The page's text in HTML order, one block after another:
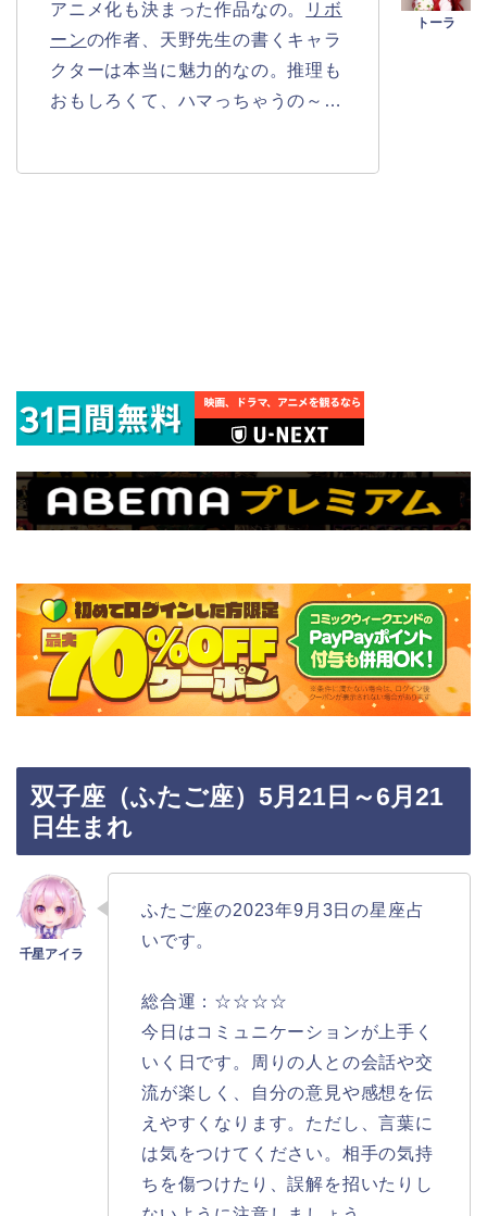
アニメ化も決まった作品なの。
リボ
ーンの作者、天野先生の書くキャラ
クターは本当に魅力的なの。推理も
おもしろくて、ハマっちゃうの～…
双子座（ふたご座）5月21日～6月21
日生まれ
ふたご座の2023年9月3日の星座占
いです。
総合運：☆☆☆☆
今日はコミュニケーションが上手く
いく日です。周りの人との会話や交
流が楽しく、自分の意見や感想を伝
えやすくなります。ただし、言葉に
は気をつけてください。相手の気持
ちを傷つけたり、誤解を招いたりし